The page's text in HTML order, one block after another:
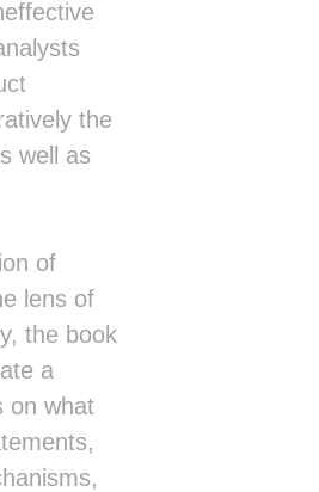
the
well as
of
lens of
the book
a
on what